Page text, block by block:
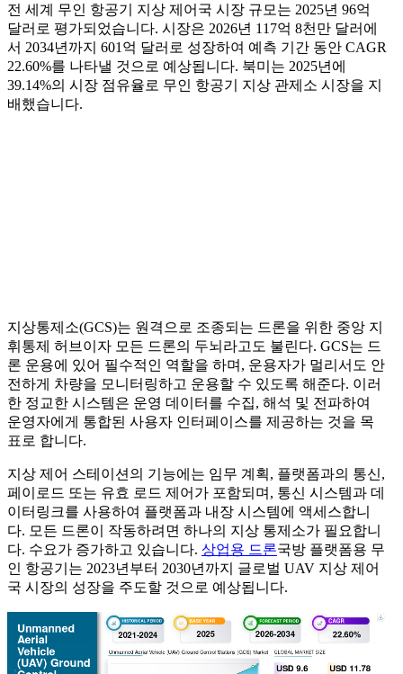
전 세계 무인 항공기 지상 제어국 시장 규모는 2025년 96억
달러로 평가되었습니다. 시장은 2026년 117억 8천만 달러에
서 2034년까지 601억 달러로 성장하여 예측 기간 동안 CAGR
22.60%를 나타낼 것으로 예상됩니다. 북미는 2025년에
39.14%의 시장 점유율로 무인 항공기 지상 관제소 시장을 지
배했습니다.
지상통제소(GCS)는 원격으로 조종되는 드론을 위한 중앙 지
휘통제 허브이자 모든 드론의 두뇌라고도 불린다. GCS는 드
론 운용에 있어 필수적인 역할을 하며, 운용자가 멀리서도 안
전하게 차량을 모니터링하고 운용할 수 있도록 해준다. 이러
한 정교한 시스템은 운영 데이터를 수집, 해석 및 전파하여
운영자에게 통합된 사용자 인터페이스를 제공하는 것을 목
표로 합니다.
지상 제어 스테이션의 기능에는 임무 계획, 플랫폼과의 통신,
페이로드 또는 유효 로드 제어가 포함되며, 통신 시스템과 데
이터링크를 사용하여 플랫폼과 내장 시스템에 액세스합니
다. 모든 드론이 작동하려면 하나의 지상 통제소가 필요합니
다. 수요가 증가하고 있습니다. 상업용 드론국방 플랫폼용 무
인 항공기는 2023년부터 2030년까지 글로벌 UAV 지상 제어
국 시장의 성장을 주도할 것으로 예상됩니다.